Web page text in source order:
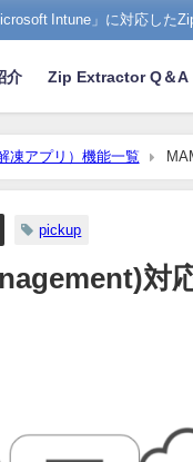
Intune」に対応した
介 Zip Extractor Q＆A
凍アプリ）機能一覧
pickup
対